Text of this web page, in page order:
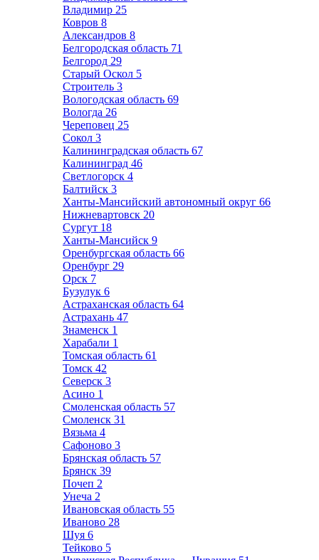
Владимир 25
Ковров 8
Александров 8
Белгородская область 71
Белгород 29
Старый Оскол 5
Строитель 3
Вологодская область 69
Вологда 26
Череповец 25
Сокол 3
Калининградская область 67
Калининград 46
Светлогорск 4
Балтийск 3
Ханты-Мансийский автономный округ 66
Нижневартовск 20
Сургут 18
Ханты-Мансийск 9
Оренбургская область 66
Оренбург 29
Орск 7
Бузулук 6
Астраханская область 64
Астрахань 47
Знаменск 1
Харабали 1
Томская область 61
Томск 42
Северск 3
Асино 1
Смоленская область 57
Смоленск 31
Вязьма 4
Сафоново 3
Брянская область 57
Брянск 39
Почеп 2
Унеча 2
Ивановская область 55
Иваново 28
Шуя 6
Тейково 5